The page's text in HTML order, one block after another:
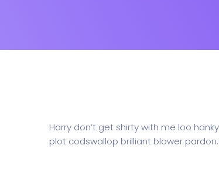
Harry don’t get shirty with me loo
plot codswallop brilliant blower pardon.!